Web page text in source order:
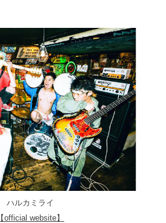
ハルカミライ
【official website】